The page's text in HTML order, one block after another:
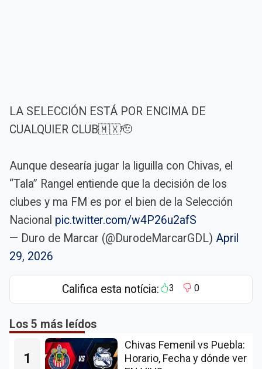
LA SELECCIÓN ESTÁ POR ENCIMA DE
CUALQUIER CLUB🇲🇽🫡
Aunque desearía jugar la liguilla con Chivas, el
“Tala” Rangel entiende que la decisión de los
clubes y ma FM es por el bien de la Selección
Nacional pic.twitter.com/w4P26u2afS
— Duro de Marcar (@DurodeMarcarGDL) April
29, 2026
Califica esta notícia: 3 0
Los 5 más leídos
1
Chivas Femenil vs Puebla:
Horario, Fecha y dónde ver